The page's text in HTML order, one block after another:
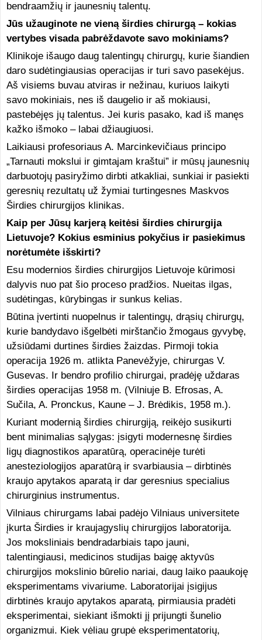
bendraamžių ir jaunesnių talentų.
Jūs užauginote ne vieną širdies chirurgą – kokias
vertybes visada pabrėždavote savo mokiniams?
Klinikoje išaugo daug talentingų chirurgų, kurie šiandien
daro sudėtingiausias operacijas ir turi savo pasekėjus.
Aš visiems buvau atviras ir nežinau, kuriuos laikyti
savo mokiniais, nes iš daugelio ir aš mokiausi,
pastebėjęs jų talentus. Jei kuris pasako, kad iš manęs
kažko išmoko – labai džiaugiuosi.
Laikiausi profesoriaus A. Marcinkevičiaus principo
„Tarnauti mokslui ir gimtajam kraštui” ir mūsų jaunesnių
darbuotojų pasiryžimo dirbti atkakliai, sunkiai ir pasiekti
geresnių rezultatų už žymiai turtingesnes Maskvos
Širdies chirurgijos klinikas.
Kaip per Jūsų karjerą keitėsi širdies chirurgija
Lietuvoje? Kokius esminius pokyčius ir pasiekimus
norėtumėte išskirti?
Esu modernios širdies chirurgijos Lietuvoje kūrimosi
dalyvis nuo pat šio proceso pradžios. Nueitas ilgas,
sudėtingas, kūrybingas ir sunkus kelias.
Būtina įvertinti nuopelnus ir talentingų, drąsių chirurgų,
kurie bandydavo išgelbėti mirštančio žmogaus gyvybę,
užsiūdami durtines širdies žaizdas. Pirmoji tokia
operacija 1926 m. atlikta Panevėžyje, chirurgas V.
Gusevas. Ir bendro profilio chirurgai, pradėję uždaras
širdies operacijas 1958 m. (Vilniuje B. Efrosas, A.
Sučila, A. Pronckus, Kaune – J. Brėdikis, 1958 m.).
Kuriant modernią širdies chirurgiją, reikėjo susikurti
bent minimalias sąlygas: įsigyti modernesnę širdies
ligų diagnostikos aparatūrą, operacinėje turėti
anesteziologijos aparatūrą ir svarbiausia – dirbtinės
kraujo apytakos aparatą ir dar geresnius specialius
chirurginius instrumentus.
Vilniaus chirurgams labai padėjo Vilniaus universitete
įkurta Širdies ir kraujagyslių chirurgijos laboratorija.
Jos moksliniais bendradarbiais tapo jauni,
talentingiausi, medicinos studijas baigę aktyvūs
chirurgijos mokslinio būrelio nariai, daug laiko paaukoję
eksperimentams vivariume. Laboratorijai įsigijus
dirbtinės kraujo apytakos aparatą, pirmiausia pradėti
eksperimentai, siekiant išmokti jį prijungti šunelio
organizmui. Kiek vėliau grupė eksperimentatorių,